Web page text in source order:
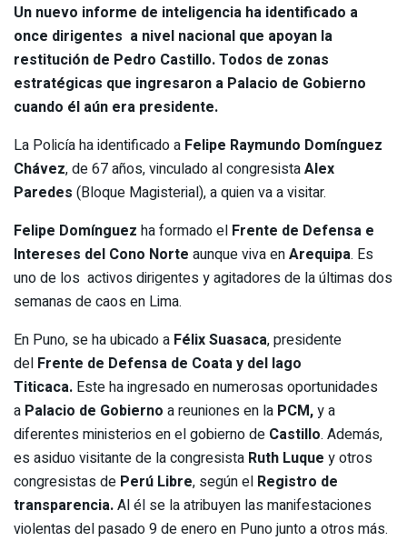
Un nuevo informe de inteligencia ha identificado a
once dirigentes a nivel nacional que apoyan la
restitución de Pedro Castillo. Todos de zonas
estratégicas que ingresaron a Palacio de Gobierno
cuando él aún era presidente.
La Policía ha identificado a Felipe Raymundo Domínguez
Chávez, de 67 años, vinculado al congresistaAlex
Paredes (Bloque Magisterial), a quien va a visitar.
Felipe Domínguez ha formado el Frente de Defensa e
Intereses del Cono Norte aunque viva enArequipa. Es
uno de los activos dirigentes y agitadores de la últimas dos
semanas de caos en Lima.
En Puno, se ha ubicado a Félix Suasaca, presidente
del Frente de Defensa de Coata y del lago
Titicaca. Este ha ingresado en numerosas oportunidades
a Palacio de Gobierno a reuniones en la PCM,y a
diferentes ministerios en el gobierno de Castillo. Además,
es asiduo visitante de la congresista Ruth Luque y otros
congresistas de Perú Libre, según el Registro de
transparencia.Al él se la atribuyen las manifestaciones
violentas del pasado 9 de enero en Puno junto a otros más.